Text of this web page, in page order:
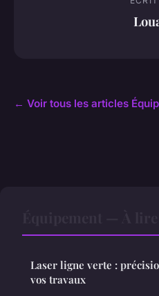
← Voir tous les articles
Laser ligne verte :
vos travaux